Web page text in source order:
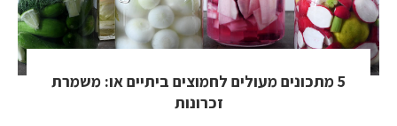
5 מתכונים מעולים לחמוצים ביתיים או: משמרת
זכרונות